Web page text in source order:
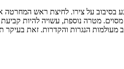
על צירו. לחיצת ראש המחרטה
מטרה נוספת, עשויה להיות
הנגרות והקדרות. זאת